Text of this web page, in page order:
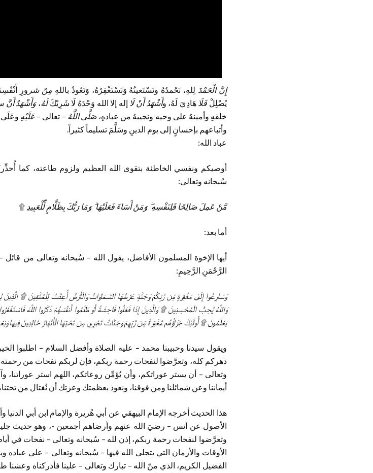
إِنَّ الْحَمْدَ لِلهِ، نَحْمدُهُ ونَسْتَعينُهُ وَنَسْتَغْفِرُهُ، وَنَعُوذُ باللهِ مِنْ شر ورِ
يُضْلِلْفَلَا هَادِيَ لَهُ، وأَشْهَدُ أَنْ لَا إله إلا الله وَحْدَهُ لَا شَرِيْكَلَهُ،وَأَشْهَدُ أَنَّ
خلقهِ وأمينهُ على وحيه ونجيبهُ من عبادهِ،صَلَّى اللَّهُ – تعالى – عَلَيْهِ وعَلَى
وأتباعهم بإحسانٍ إلى يوم الدينِ وسَلَّمَ تسليماً كثيراً.
عباد الله:
أوصيكم ونفسي الخاطئة بتقوى الله العظيم ولزوم طاعته، كما
سُبحانه وتعالى:
مَّنْ عَمِلَ صَالِحًا فَلِنَفْسِهِ ۖ وَمَنْ أَسَاءَ فَعَلَيْهَا ۗ وَمَا رَبُّكَ بِظَلَّامٍ لِّلْعَبِيدِ ۩
أما بعد:
أيها الإخوة المسلمون الأفاضل، يقول الله – سُبحانه وتعالى من
الرَّحْمَنِ الرَّحِيمِ:
وَسَارِعُوا إِلَىٰ مَغْفِرَةٍ مِّن رَّبِّكُمْ وَجَنَّةٍ عَرْضُهَا السَّمَاوَاتُ وَالْأَرْضُ أُعِدَّتْ لِلْمُتَّقِينَ ۩ الَّذِينَ
وَاللَّهُ يُحِبُّ الْمُحْسِنِينَ ۩ وَالَّذِينَ إِذَا فَعَلُوا فَاحِشَةً أَوْ ظَلَمُوا أَنفُسَهُمْ ذَكَرُوا اللَّهَ
يَعْلَمُونَ ۩ أُولَٰئِكَ جَزَاؤُهُم مَّغْفِرَةٌ مِّن رَّبِّهِمْ وَجَنَّاتٌ تَجْرِي مِن تَحْتِهَا الْأَنْهَارُ خَالِدِينَ فِيهَا
ويقول سيدنا وحبيبنا محمد – عليه الصلاة وأفضل السلام – اطلبوا
دهركم كله، وتعرَّضوا لنفحات رحمة ربكم، فإن لربكم نفحات من
وتعالى – أن يستر عوراتكم، وأن يُؤمِّن روعاتكم، اللهم استر عوراتنا،
أيماننا وعن شمائلنا ومن فوقنا، ونعوذ بعظمتك وعزتك أن نُغتال من
هذا الحديث أخرجه الإمام البيهقي عن أبي هُريرة والإمام ابن أبي الدنيا
الأصول عن أنس – رضيَ الله عنهم وأرضاهم أجمعين -، وهو حديث جليل
وتعرَّضوا لنفحات رحمة ربكم، إذن لله – سُبحانه وتعالى – نفحات في
الأوقات والأزمان التي يتجلى الله فيها – سُبحانه وتعالى – على
الفضيل الكريم، الذي منّ الله – تبارك وتعالى – علينا فأدركناه وعشنا